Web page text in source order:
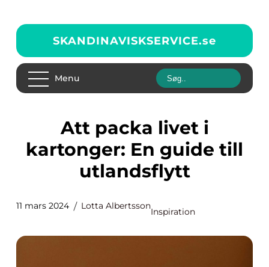
SKANDINAVISKSERVICE.se
Menu
Att packa livet i
kartonger: En guide till
utlandsflytt
11 mars 2024 Lotta Albertsson
Inspiration